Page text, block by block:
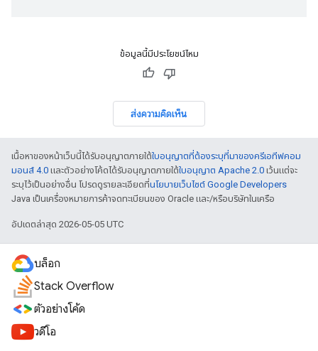
ข้อมูลนี้มีประโยชน์ไหม
ส่งความคิดเห็น
เนื้อหาของหน้าเว็บนี้ได้รับอนุญาตภายใต้ใบอนุญาตที่ต้องระบุที่มาของครีเอทีฟคอม
มอนส์ 4.0 และตัวอย่างโค้ดได้รับอนุญาตภายใต้ใบอนุญาต Apache 2.0 เว้นแต่จะ
ระบุไว้เป็นอย่างอื่น โปรดดูรายละเอียดที่นโยบายเว็บไซต์ Google Developers
Java เป็นเครื่องหมายการค้าจดทะเบียนของ Oracle และ/หรือบริษัทในเครือ
อัปเดตล่าสุด 2026-05-05 UTC
บล็อก
Stack Overflow
ตัวอย่างโค้ด
วิดีโอ